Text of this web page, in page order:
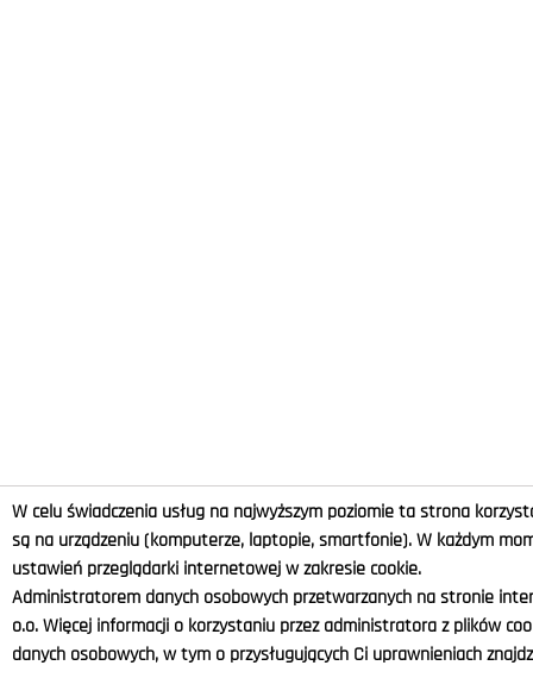
W celu świadczenia usług na najwyższym poziomie ta strona
są na urządzeniu (komputerze, laptopie, smartfonie). W każdym
ustawień przeglądarki internetowej w zakresie cookie.
Administratorem danych osobowych przetwarzanych na stronie
o.o. Więcej informacji o korzystaniu przez administratora z plików
danych osobowych, w tym o przysługujących Ci uprawnieniach